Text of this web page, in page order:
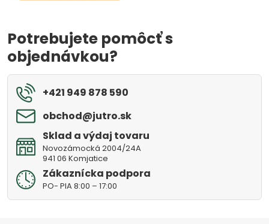
Potrebujete pomôcť s
objednávkou?
+421 949 878 590
obchod​@jutro​.sk
Sklad a výdaj tovaru
Novozámocká 2004/24A
941 06 Komjatice
Zákaznícka podpora
PO- PIA 8:00 – 17:00